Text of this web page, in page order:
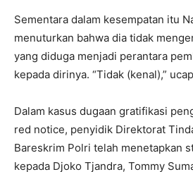
Sementara dalam kesempatan itu
menuturkan bahwa dia tidak
yang diduga menjadi perantara
kepada dirinya. “Tidak (kenal),”
Dalam kasus dugaan gratifikasi
red notice, penyidik Direktorat
Bareskrim Polri telah menetapkan
kepada Djoko Tjandra, Tommy